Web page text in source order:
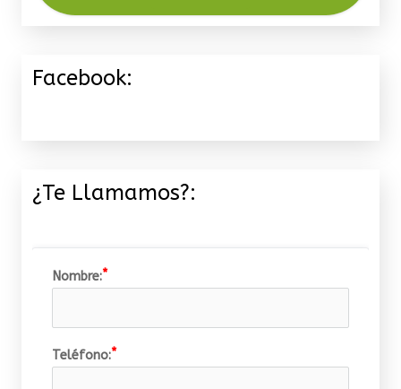
Facebook:
¿Te Llamamos?:
Nombre:
Teléfono: